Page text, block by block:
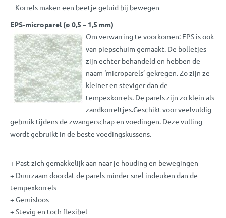
– Korrels maken een beetje geluid bij bewegen
EPS-microparel (ø 0,5 – 1,5 mm)
Om verwarring te voorkomen: EPS is ook
van piepschuim gemaakt. De bolletjes
zijn echter behandeld en hebben de
naam ‘microparels’ gekregen. Zo zijn ze
kleiner en steviger dan de
tempexkorrels. De parels zijn zo klein als
zandkorreltjes.Geschikt voor veelvuldig
gebruik tijdens de zwangerschap en voedingen. Deze vulling
wordt gebruikt in de beste voedingskussens.
+ Past zich gemakkelijk aan naar je houding en bewegingen
+ Duurzaam doordat de parels minder snel indeuken dan de
tempexkorrels
+ Geruisloos
+ Stevig en toch flexibel